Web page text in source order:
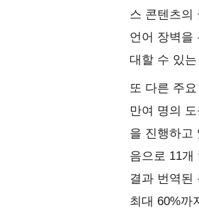
스 콘텐츠의
언어 장벽을
대할 수 있
또 다른 주
만여 명의
을 진행하고
음으로 11개
결과 번역된
최대 60%까